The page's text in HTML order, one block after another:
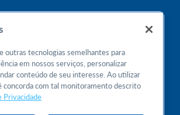
Atendimento 24h
Chame no WhatsApp
outras tecnologias semelhantes para
em nossos serviços, personalizar
conteúdo de seu interesse. Ao utilizar
concorda com tal monitoramento descrito
Privacidade